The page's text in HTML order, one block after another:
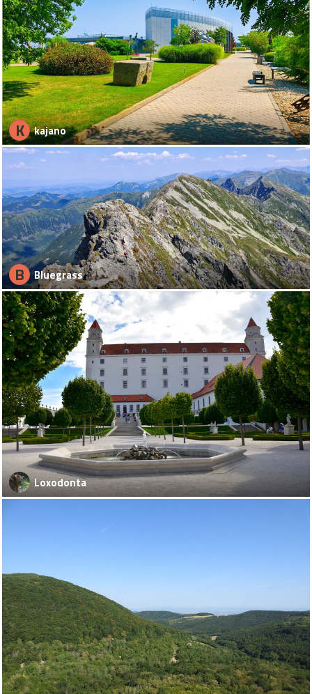
K kajano
B Bluegrass
Loxodonta